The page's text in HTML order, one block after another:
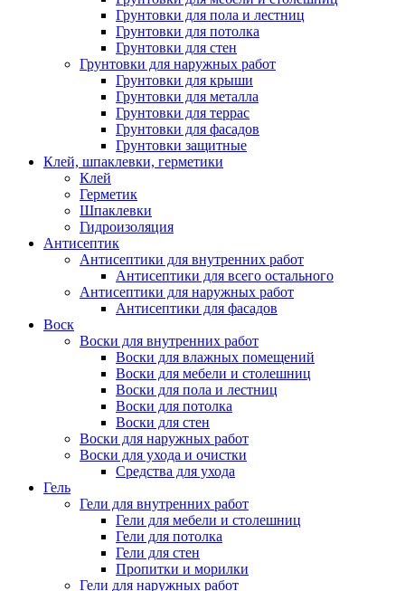
Грунтовки для пола и лестниц
Грунтовки для потолка
Грунтовки для стен
Грунтовки для наружных работ
Грунтовки для крыши
Грунтовки для металла
Грунтовки для террас
Грунтовки для фасадов
Грунтовки защитные
Клей, шпаклевки, герметики
Клей
Герметик
Шпаклевки
Гидроизоляция
Антисептик
Антисептики для внутренних работ
Антисептики для всего остального
Антисептики для наружных работ
Антисептики для фасадов
Воск
Воски для внутренних работ
Воски для влажных помещений
Воски для мебели и столешниц
Воски для пола и лестниц
Воски для потолка
Воски для стен
Воски для наружных работ
Воски для ухода и очистки
Средства для ухода
Гель
Гели для внутренних работ
Гели для мебели и столешниц
Гели для потолка
Гели для стен
Пропитки и морилки
Гели для наружных работ